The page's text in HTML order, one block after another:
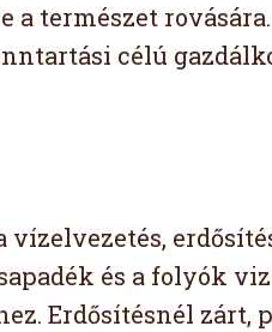
a természet
célú
és a folyók
Erdősítésnél zárt,